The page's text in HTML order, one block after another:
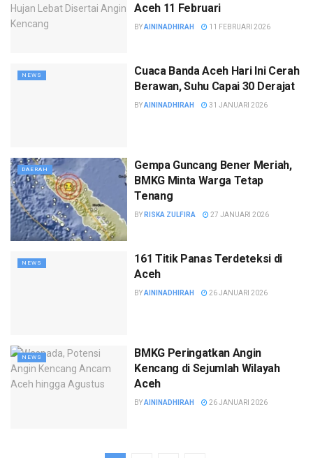
Aceh 11 Februari
BYAININADHIRAH 11 FEBRUARI 2026
NEWS
Cuaca Banda Aceh Hari Ini Cerah
Berawan, Suhu Capai 30 Derajat
BYAININADHIRAH 31 JANUARI 2026
DAERAH
Gempa Guncang Bener Meriah,
BMKG Minta Warga Tetap
Tenang
BY RISKA ZULFIRA 27 JANUARI 2026
NEWS
161 Titik Panas Terdeteksi di
Aceh
BYAININADHIRAH 26 JANUARI 2026
NEWS
BMKG Peringatkan Angin
Kencang di Sejumlah Wilayah
Aceh
BYAININADHIRAH 26 JANUARI 2026